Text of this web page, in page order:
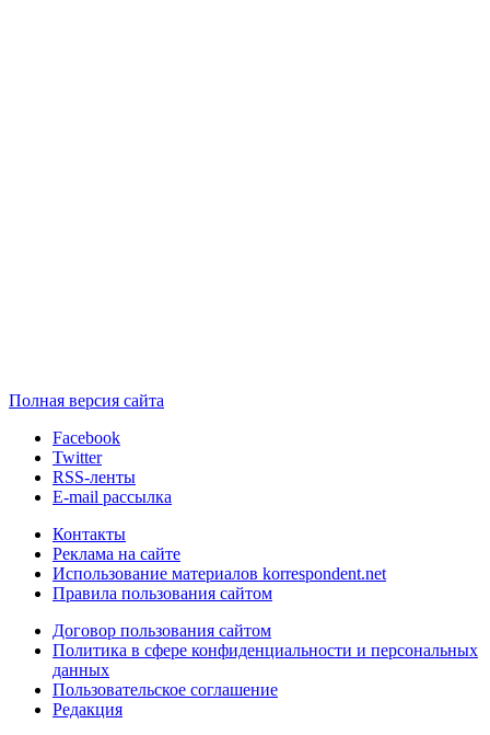
Полная версия сайта
Facebook
Twitter
RSS-ленты
E-mail рассылка
Контакты
Реклама на сайте
Использование материалов korrespondent.net
Правила пользования сайтом
Договор пользования сайтом
Политика в сфере конфиденциальности и персональных
данных
Пользовательское соглашение
Редакция